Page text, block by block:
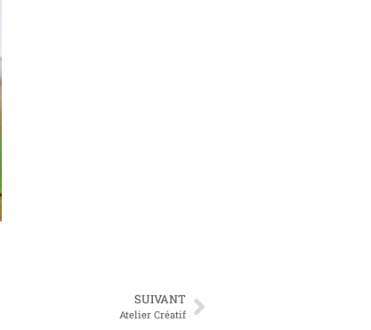
SUIVANT
Atelier Créatif